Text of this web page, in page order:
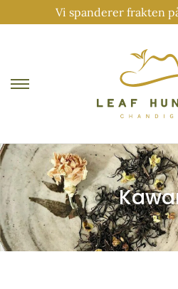
Vi spanderer frakten